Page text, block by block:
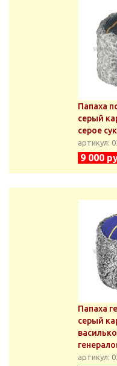
Папаха
серый
серое
артикул:
9 000
Папаха
серый
артикул: